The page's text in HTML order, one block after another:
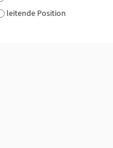
leitende Position